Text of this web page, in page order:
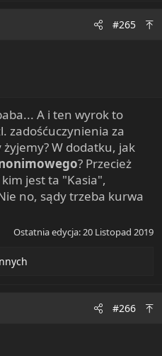
#265
A i ten wyrok to
zadośćuczynienia za
W dodatku, jak
? Przecież
jest ta "Kasia",
no, sądy trzeba kurwa
Ostatnia edycja: 20 Listopad 2019
#266